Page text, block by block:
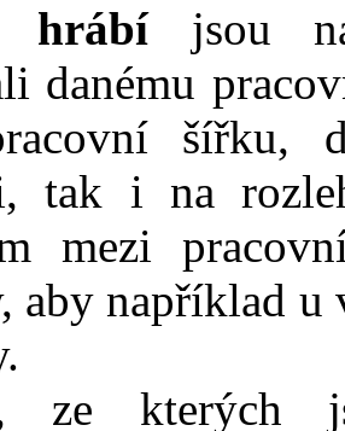
hrábí jsou
danému
šířku,
tak i na
mezi
aby například
ze kterých